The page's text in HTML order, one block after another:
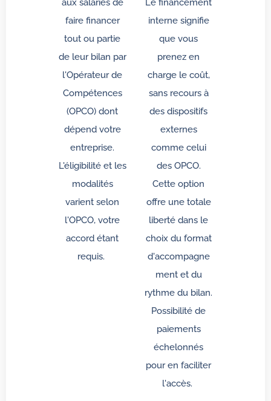
aux salariés de
faire financer
tout ou partie
de leur bilan par
l'Opérateur de
Compétences
(OPCO) dont
dépend votre
entreprise.
L'éligibilité et les
modalités
varient selon
l'OPCO, votre
accord étant
requis.
Le financement
interne signifie
que vous
prenez en
charge le coût,
sans recours à
des dispositifs
externes
comme celui
des OPCO.
Cette option
offre une totale
liberté dans le
choix du format
d'accompagne
ment et du
rythme du bilan.
Possibilité de
paiements
échelonnés
pour en faciliter
l'accès.